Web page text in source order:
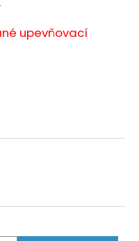
upevňovací